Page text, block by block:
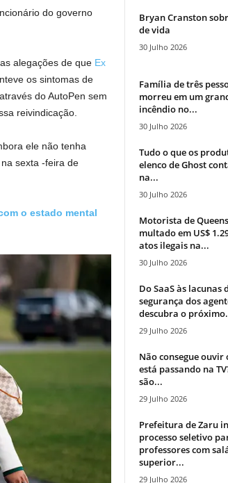
do governo
alegações de que Ex
os sintomas de
do AutoPen sem
reivindicação.
ele não tenha
sexta -feira de
o estado mental
Bryan Cranston
de vida
30 Julho 2026
Família de três
morreu em um
incêndio no...
30 Julho 2026
Tudo o que os
elenco de Ghost
na...
30 Julho 2026
Motorista de
multado em US$
atos ilegais na...
30 Julho 2026
Do SaaS às lacunas
segurança dos
descubra o
29 Julho 2026
Não consegue ouvir
está passando na
são...
29 Julho 2026
Prefeitura de Zaru
processo seletivo
professores com
superior...
29 Julho 2026